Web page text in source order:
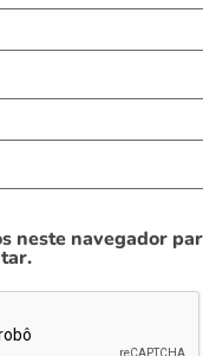
neste navegador